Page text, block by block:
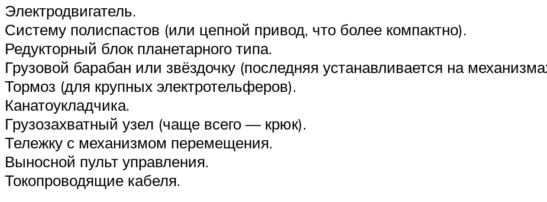
Электродвигатель.
Систему полиспастов (или цепной привод, что более компактно).
Редукторный блок планетарного типа.
Грузовой барабан или звёздочку (последняя устанавливается на
Тормоз (для крупных электротельферов).
Канатоукладчика.
Грузозахватный узел (чаще всего — крюк).
Тележку с механизмом перемещения.
Выносной пульт управления.
Токопроводящие кабеля.